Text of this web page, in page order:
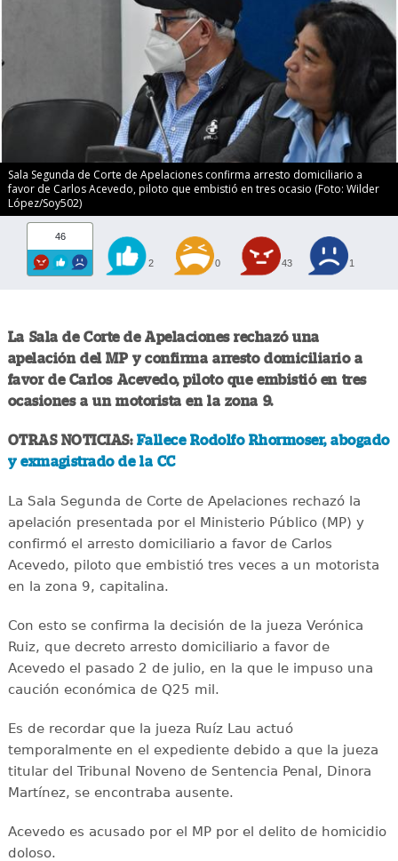
Sala Segunda de Corte de Apelaciones confirma arresto domiciliario a
favor de Carlos Acevedo, piloto que embistió en tres ocasio (Foto: Wilder
López/Soy502)
46
2 0 43 1
La Sala de Corte de Apelaciones rechazó una
apelación del MP y confirma arresto domiciliario a
favor de Carlos Acevedo, piloto que embistió en tres
ocasiones a un motorista en la zona 9.
OTRAS NOTICIAS: Fallece Rodolfo Rhormoser, abogado
y exmagistrado de la CC
La Sala Segunda de Corte de Apelaciones rechazó la
apelación presentada por el Ministerio Público (MP) y
confirmó el arresto domiciliario a favor de Carlos
Acevedo, piloto que embistió tres veces a un motorista
en la zona 9, capitalina.
Con esto se confirma la decisión de la jueza Verónica
Ruiz, que decreto arresto domiciliario a favor de
Acevedo el pasado 2 de julio, en la que le impuso una
caución económica de Q25 mil.
Es de recordar que la jueza Ruíz Lau actuó
temporalmente en el expediente debido a que la jueza
titular del Tribunal Noveno de Sentencia Penal, Dinora
Martínez, se encontraba ausente.
Acevedo es acusado por el MP por el delito de homicidio
doloso.